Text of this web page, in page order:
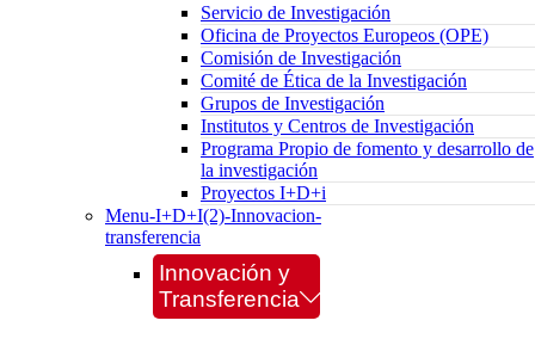
Servicio de Investigación
Oficina de Proyectos Europeos (OPE)
Comisión de Investigación
Comité de Ética de la Investigación
Grupos de Investigación
Institutos y Centros de Investigación
Programa Propio de fomento y desarrollo de
la investigación
Proyectos I+D+i
Menu-I+D+I(2)-Innovacion-
transferencia
Innovación y
Transferencia